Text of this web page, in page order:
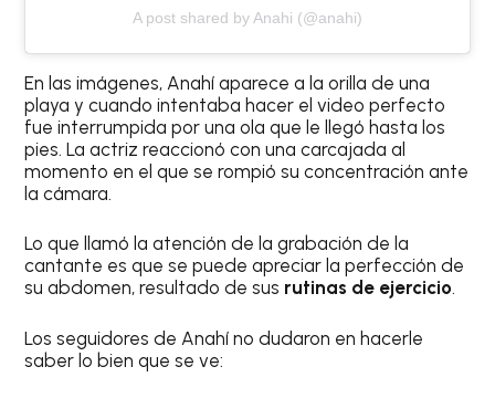
A post shared by Anahi (@anahi)
En las imágenes, Anahí aparece a la orilla de una
playa y cuando intentaba hacer el video perfecto
fue interrumpida por una ola que le llegó hasta los
pies. La actriz reaccionó con una carcajada al
momento en el que se rompió su concentración ante
la cámara.
Lo que llamó la atención de la grabación de la
cantante es que se puede apreciar la perfección de
su abdomen, resultado de sus rutinas de ejercicio.
Los seguidores de Anahí no dudaron en hacerle
saber lo bien que se ve: